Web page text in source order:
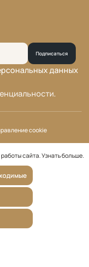
Подписаться
данных
.
cookie
сайта.Узнать больше.